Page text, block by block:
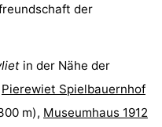
der
in der Nähe der
Pierewiet Spielbauernhof
m), Museumhaus 1912